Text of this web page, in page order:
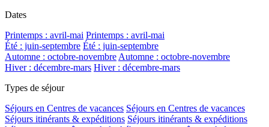
Dates
Printemps : avril-mai Printemps : avril-mai
Été : juin-septembre Été : juin-septembre
Automne : octobre-novembre Automne : octobre-novembre
Hiver : décembre-mars Hiver : décembre-mars
Types de séjour
Séjours en Centres de vacances Séjours en Centres de vacances
Séjours itinérants & expéditions Séjours itinérants & expéditions